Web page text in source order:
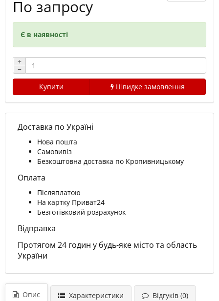
По запросу
Є в наявності
+
−
Купити
Швидке замовлення
Доставка по Україні
Нова пошта
Самовивіз
Безкоштовна доставка по Кропивницькому
Оплата
Післяплатою
На картку Приват24
Безготівковий розрахунок
Відправка
Протягом 24 годин у будь-яке місто та область
України
Опис Характеристики Відгуків (0)